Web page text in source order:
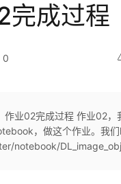
完成过程
0
作业02完成过程 作业02，
，做这个作业。我
notebook/